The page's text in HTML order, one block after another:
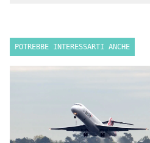
POTREBBE INTERESSARTI ANCHE